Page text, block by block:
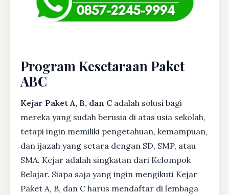
Program Kesetaraan Paket
ABC
Kejar Paket A, B, dan C adalah solusi bagi
mereka yang sudah berusia di atas usia sekolah,
tetapi ingin memiliki pengetahuan, kemampuan,
dan ijazah yang setara dengan SD, SMP, atau
SMA. Kejar adalah singkatan dari Kelompok
Belajar. Siapa saja yang ingin mengikuti Kejar
Paket A, B, dan C harus mendaftar di lembaga